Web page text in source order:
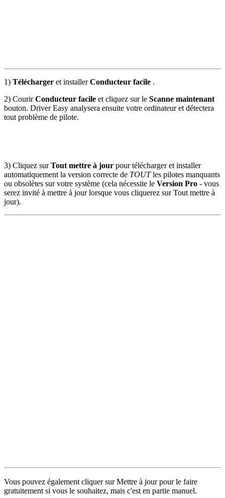
1) Télécharger et installerConducteur facile .
2) CourirConducteur facile et cliquez sur le Scanne maintenant
bouton. Driver Easy analysera ensuite votre ordinateur et détectera
tout problème de pilote.
3) Cliquez surTout mettre à jour pour télécharger et installer
automatiquement la version correcte de TOUTles pilotes manquants
ou obsolètes sur votre système (cela nécessite le Version Pro - vous
serez invité à mettre à jour lorsque vous cliquerez sur Tout mettre à
jour).
Vous pouvez également cliquer sur Mettre à jour pour le faire
gratuitement si vous le souhaitez, mais c'est en partie manuel.